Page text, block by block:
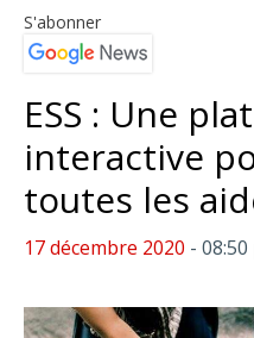
S'abonner
ESS : Une
interactive
toutes les
17 décembre 2020 - 08:50